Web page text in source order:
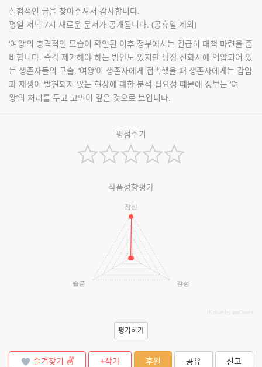
실험적인 글을 찾아주셔서 감사합니다.
평일 저녁 7시 새로운 문서가 공개됩니다. (공휴일 제외)
‘여왕’의 충격적인 모습이 확인된 이후 정부에서는 긴급히 대책 마련을 준
비합니다. 즉각 제거해야 하는 방안도 있지만 당장 신화시에 억압되어 있
는 생존자들의 구출, ‘여왕’이 생존자에게 접촉했을 때 생존자에게는 감염
과 재생이 발현되지 않는 현상에 대한 분석 필요성 때문에 정부는 ‘여
왕’의 처리를 두고 고민이 깊은 것으로 보입니다.
평점주기
작품성향평가
참신
감성
슬픔
JS chart by amCharts
평가하기
즐겨찾기 +작가 후원 공유 신고